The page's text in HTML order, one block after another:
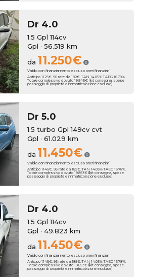
Dr 4.0
1.5 Gpl 114cv
Gpl · 56.519 km
da 11.250€
Valido con finanziamento, escluso oneri finanziari
Anticipo 1125€. 96 rate da 182€. TAN 14.05% TAEG 16.79%.
Totale complessivo dovuto 19.545€ (kit consegna, spese
passaggio di proprietà e immatricolazione escluse)
Dr 5.0
1.5 turbo Gpl 149cv cvt
Gpl · 61.029 km
da 11.450€
Valido con finanziamento, escluso oneri finanziari
Anticipo 1145€. 96 rate da 185€. TAN 14.05% TAEG 16.78%.
Totale complessivo dovuto 19.853€ (kit consegna, spese
passaggio di proprietà e immatricolazione escluse)
Dr 4.0
1.5 Gpl 114cv
Gpl · 49.823 km
da 11.450€
Valido con finanziamento, escluso oneri finanziari
Anticipo 1145€. 96 rate da 185€. TAN 14.05% TAEG 16.78%.
Totale complessivo dovuto 19.853€ (kit consegna, spese
passaggio di proprietà e immatricolazione escluse)